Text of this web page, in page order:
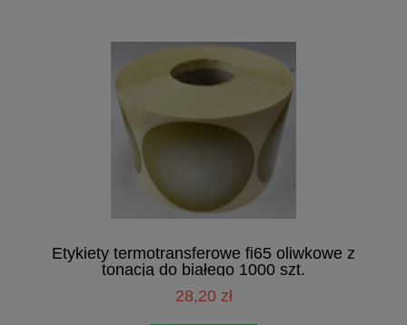
Etykiety termotransferowe fi65 oliwkowe z
tonacją do białego 1000 szt.
28,20 zł